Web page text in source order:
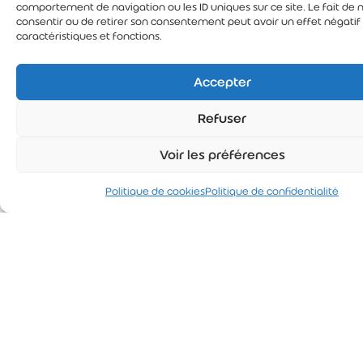
comportement de navigation ou les ID uniques sur ce site. Le fait de
consentir ou de retirer son consentement peut avoir un effet négatif
caractéristiques et fonctions.
Accepter
Refuser
Voir les préférences
Politique de cookiesPolitique de confidentialité